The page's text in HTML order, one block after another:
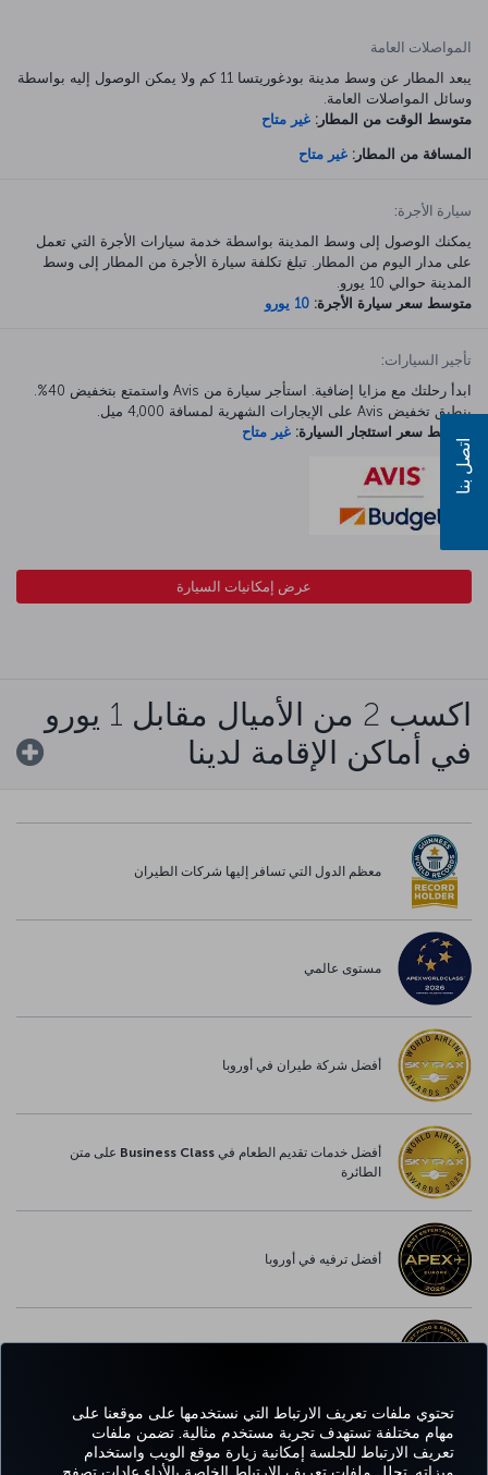
تحتوي ملفات تعريف الارتباط التي نستخدمها على موقعنا على
مهام مختلفة تستهدف تجربة مستخدم مثالية. تضمن ملفات
تعريف الارتباط للجلسة إمكانية زيارة موقع الويب واستخدام
المواصلات العامة
يبعد المطار عن وسط مدينة بودغوريتسا 11 كم ولا يمكن الوصول إليه بواسطة
وسائل المواصلات العامة.
متوسط الوقت من المطار: غير متاح
المسافة من المطار: غير متاح
سيارة الأجرة:
يمكنك الوصول إلى وسط المدينة بواسطة خدمة سيارات الأجرة التي تعمل
على مدار اليوم من المطار. تبلغ تكلفة سيارة الأجرة من المطار إلى وسط
المدينة حوالي 10 يورو.
متوسط سعر سيارة الأجرة: 10 يورو
تأجير السيارات:
ابدأ رحلتك مع مزايا إضافية. استأجر سيارة من Avis واستمتع بتخفيض 40%.
ينطبق تخفيض Avis على الإيجارات الشهرية لمسافة 4,000 ميل.
متوسط سعر استئجار السيارة: غير متاح
عرض إمكانيات السيارة
اكسب 2 من الأميال مقابل 1 يورو
في أماكن الإقامة لدينا
معظم الدول التي تسافر إليها شركات الطيران
مستوى عالمي
أفضل شركة طيران في أوروبا
أفضل خدمات تقديم الطعام في Business Class على متن
الطائرة
أفضل ترفيه في أوروبا
اتصل بنا